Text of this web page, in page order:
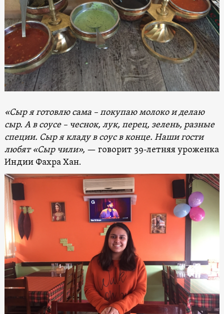
«Сыр я готовлю сама – покупаю молоко и делаю
сыр. А в соусе – чеснок, лук, перец, зелень, разные
специи. Сыр я кладу в соус в конце. Наши гости
любят «Сыр чили», — говорит 39-летняя уроженка
Индии Фахра Хан.